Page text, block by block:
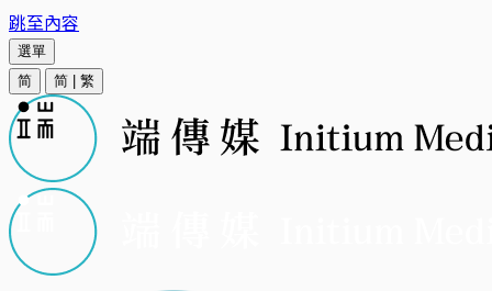
跳至內容
選單
简
简 繁